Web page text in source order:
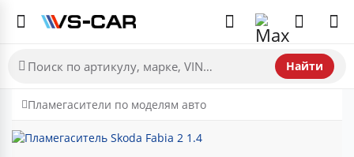
Найти
Пламегасители по моделям авто